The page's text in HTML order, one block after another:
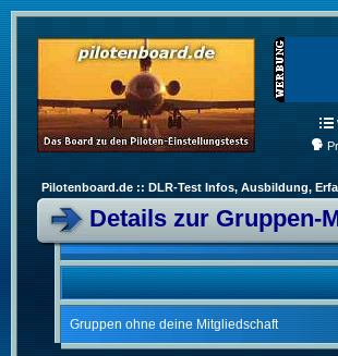
Pilotenboard.de :: DLR-Test Infos, Ausbildung,
Details zur Gruppen-
Gruppen ohne deine Mitgliedschaft